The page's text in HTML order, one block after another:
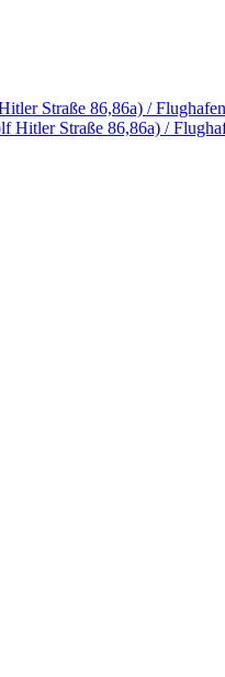
Straße 86,86a) /